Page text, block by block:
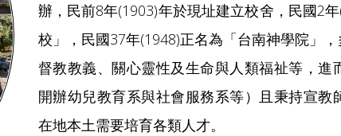
辦，民前8年(1903)年於現址建立校舍，民國2
校」，民國37年(1948)正名為「台南神學院」
督教教義、關心靈性及生命與人類福祉等，進
開辦幼兒教育系與社會服務系等）且秉持宣教
在地本土需要培育各類人才。